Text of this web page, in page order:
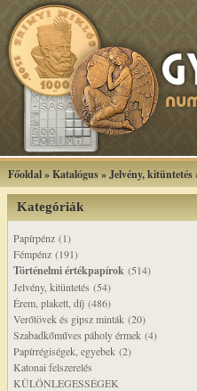
Főoldal»Katalógus»Jelvény, kitüntetés
Kategóriák
Papírpénz (1)
Fémpénz (191)
Történelmi értékpapírok (514)
Jelvény, kitüntetés (54)
Érem, plakett, díj (486)
Verőtövek és gipsz minták (20)
Szabadkőműves páholy érmek (4)
Papírrégiségek, egyebek (2)
Katonai felszerelés
KÜLÖNLEGESSÉGEK